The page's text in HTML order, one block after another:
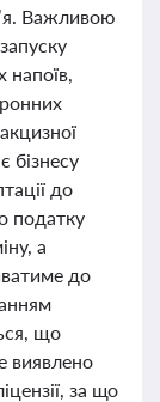
Важливою
напоїв,
бізнесу
до
податку
а
до
що
виявлено
за що